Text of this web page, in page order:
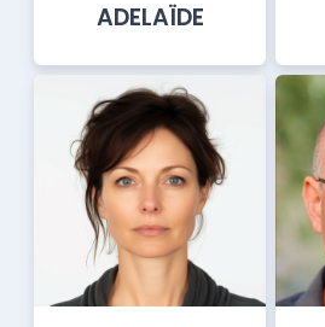
ADELAÏDE